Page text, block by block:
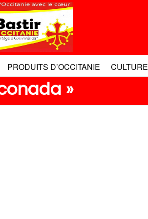
PRODUITS D’OCCITANIE CULTURE
»